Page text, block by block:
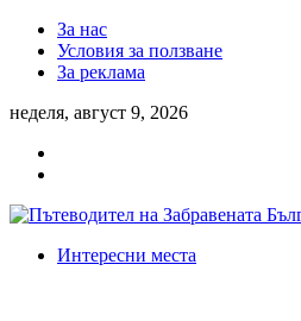
За нас
Условия за ползване
За реклама
неделя, август 9, 2026
Интересни места